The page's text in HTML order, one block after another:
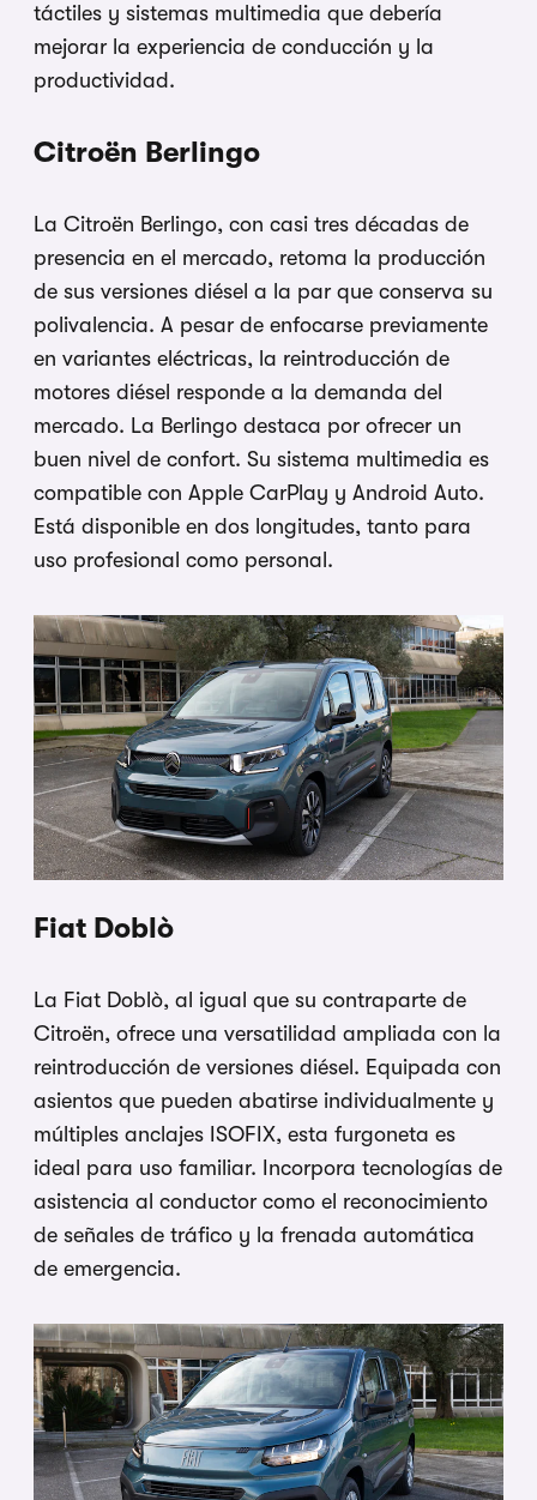
táctiles y sistemas multimedia que debería
mejorar la experiencia de conducción y la
productividad.
Citroën Berlingo
La Citroën Berlingo, con casi tres décadas de
presencia en el mercado, retoma la producción
de sus versiones diésel a la par que conserva su
polivalencia. A pesar de enfocarse previamente
en variantes eléctricas, la reintroducción de
motores diésel responde a la demanda del
mercado. La Berlingo destaca por ofrecer un
buen nivel de confort. Su sistema multimedia es
compatible con Apple CarPlay y Android Auto.
Está disponible en dos longitudes, tanto para
uso profesional como personal.
Fiat Doblò
La Fiat Doblò, al igual que su contraparte de
Citroën, ofrece una versatilidad ampliada con la
reintroducción de versiones diésel. Equipada con
asientos que pueden abatirse individualmente y
múltiples anclajes ISOFIX, esta furgoneta es
ideal para uso familiar. Incorpora tecnologías de
asistencia al conductor como el reconocimiento
de señales de tráfico y la frenada automática
de emergencia.